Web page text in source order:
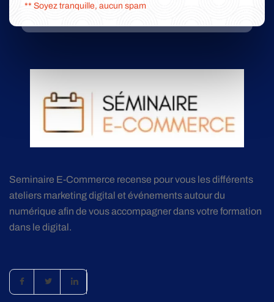
** Soyez tranquille, aucun spam
Seminaire E-Commerce recense pour vous les différents
ateliers marketing digital et événements autour du
numérique afin de vous accompagner dans votre formation
dans le digital.